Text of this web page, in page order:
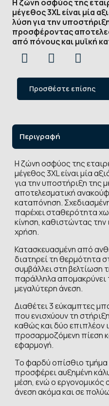
Η ζώνη οσφύος της
μέγεθος 3XL είναι μία
λύση για την
προσφέροντας
από πόνους και μυϊκή
Προσθέστε επίσης
Περιγραφή
Η ζώνη οσφύος της
μέγεθος 3XL είναι μία
για την υποστήριξη της
αποτελεσματική
καταπόνηση.
παρέχει σταθερότητα
κίνηση, καθιστώντας την
χρήση.
Κατασκευασμένη από
διατηρεί τη θερμότητα
συμβάλλει στη βελτίωση
παράλληλα απομακρύνει
μεγαλύτερη άνεση.
Διαθέτει 3 εύκαμπτες
που ενισχύουν τη
καθώς και δύο επιπλέον
προσαρμοζόμενη πίεση
εφαρμογή.
Το φαρδύ οπίσθιο
προσφέρει αυξημένη
μέση, ενώ ο εργονομικός
άνεση ακόμα και σε